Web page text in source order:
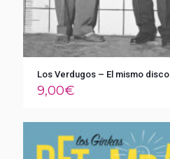
Los Verdugos – El mismo disco
9,00€